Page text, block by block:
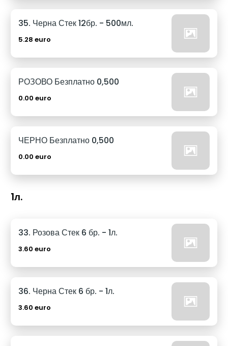
35. Черна Стек 12бр. - 500мл.
5.28 euro
РОЗОВО Безплатно 0,500
0.00 euro
ЧЕРНО Безплатно 0,500
0.00 euro
1л.
33. Розова Стек 6 бр. - 1л.
3.60 euro
36. Черна Стек 6 бр. - 1л.
3.60 euro